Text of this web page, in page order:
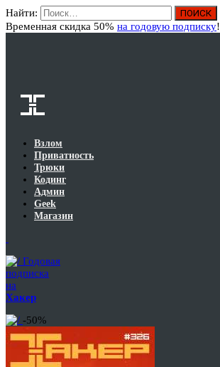
Найти:
Временная скидка 50% на годовую подписку!
Взлом
Приватность
Трюки
Кодинг
Админ
Geek
Магазин
Годовая
подписка
на
Хакер
-50%